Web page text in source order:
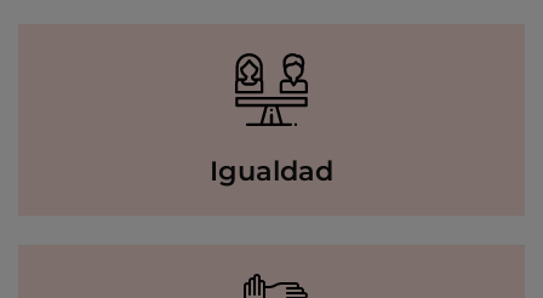
Igualdad